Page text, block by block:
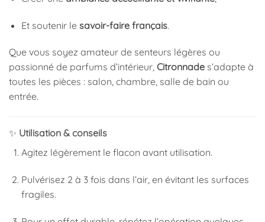
Et soutenir le savoir-faire français.
Que vous soyez amateur de senteurs légères ou
passionné de parfums d’intérieur, Citronnade s’adapte à
toutes les pièces : salon, chambre, salle de bain ou
entrée.
✨ Utilisation & conseils
Agitez légèrement le flacon avant utilisation.
Pulvérisez 2 à 3 fois dans l’air, en évitant les surfaces
fragiles.